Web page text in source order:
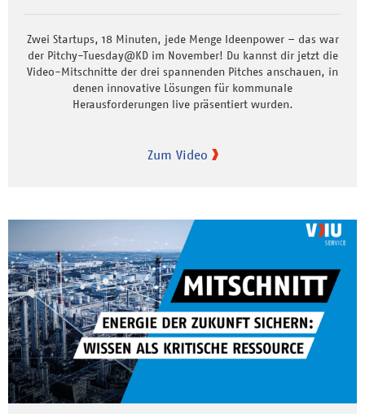
Zwei Startups, 18 Minuten, jede Menge Ideenpower – das war
der Pitchy-Tuesday@KD im November! Du kannst dir jetzt die
Video-Mitschnitte der drei spannenden Pitches anschauen, in
denen innovative Lösungen für kommunale
Herausforderungen live präsentiert wurden.
Zum Video